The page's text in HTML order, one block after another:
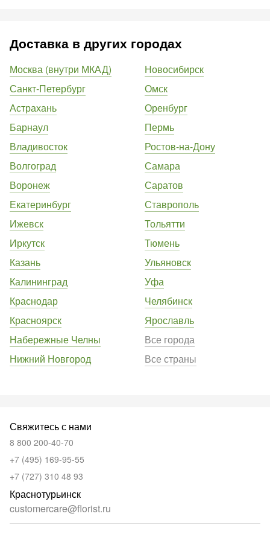
Доставка в других городах
Москва (внутри МКАД)
Санкт-Петербург
Астрахань
Барнаул
Владивосток
Волгоград
Воронеж
Екатеринбург
Ижевск
Иркутск
Казань
Калининград
Краснодар
Красноярск
Набережные Челны
Нижний Новгород
Новосибирск
Омск
Оренбург
Пермь
Ростов-на-Дону
Самара
Саратов
Ставрополь
Тольятти
Тюмень
Ульяновск
Уфа
Челябинск
Ярославль
Все города
Все страны
Свяжитесь с нами
8 800 200-40-70
+7 (495) 169-95-55
+7 (727) 310 48 93
Краснотурьинск
customercare@florist.ru